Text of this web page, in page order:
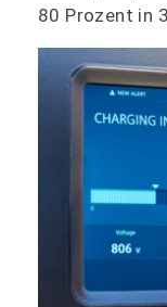
80 Prozent in